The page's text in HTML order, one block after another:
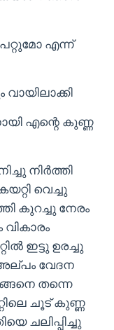
എന്ന്
എന്റെ കുണ്ണ
നിർത്തി
വെച്ചു
കുറച്ചു നേരം
ഇട്ടു ഉരച്ചു
അല്പം വേദന
തന്നെ
ചൂട് കുണ്ണ
ചലിപ്പിച്ചു